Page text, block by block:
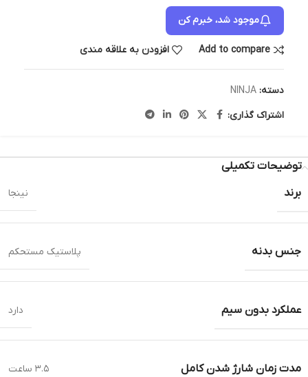
موجود شد، خبرم کن
Add to compare افزودن به علاقه مندی
دسته: NINJA
اشتراک گذاری:
توضیحات تکمیلی
برند
نینجا
جنس بدنه پلاستیک مستحکم
عملکرد بدون سیم دارد
مدت زمان شارژ شدن کامل ۳.۵ ساعت